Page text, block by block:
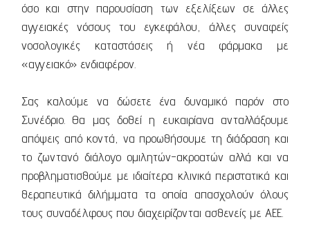
όσο και στην παρουσίαση των εξελίξεων σε άλλες
αγγειακές νόσους του εγκεφάλου, άλλες συναφείς
νοσολογικές καταστάσεις ή νέα φάρμακα με
«αγγειακό» ενδιαφέρον.
Σας καλούμε να δώσετε ένα δυναμικό παρόν στο
Συνέδριο. Θα μας δοθεί η ευκαιρίανα ανταλλάξουμε
απόψεις από κοντά, να προωθήσουμε τη διάδραση και
το ζωντανό διάλογο ομιλητών-ακροατών αλλά και να
προβληματισθούμε με ιδιαίτερα κλινικά περιστατικά και
θεραπευτικά διλήμματα τα οποία απασχολούν όλους
τους συναδέλφους που διαχειρίζονται ασθενείς με ΑΕΕ.